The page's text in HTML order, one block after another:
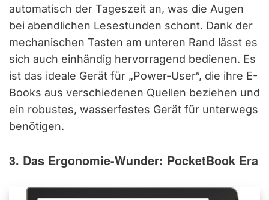
automatisch der Tageszeit an, was die Augen
bei abendlichen Lesestunden schont. Dank der
mechanischen Tasten am unteren Rand lässt es
sich auch einhändig hervorragend bedienen. Es
ist das ideale Gerät für „Power-User“, die ihre E-
Books aus verschiedenen Quellen beziehen und
ein robustes, wasserfestes Gerät für unterwegs
benötigen.
3. Das Ergonomie-Wunder: PocketBook Era